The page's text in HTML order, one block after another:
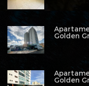
Golden
Golden